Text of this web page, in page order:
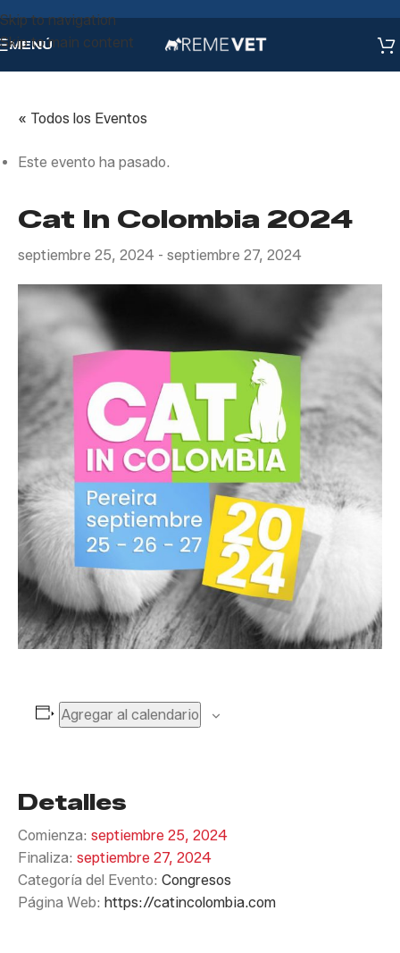
Skip to navigation
Skip to main content
MENÚ
« Todos los Eventos
Este evento ha pasado.
Cat In Colombia 2024
septiembre 25, 2024 - septiembre 27, 2024
Agregar al calendario
Detalles
Comienza: septiembre 25, 2024
Finaliza: septiembre 27, 2024
Categoría del Evento: Congresos
Página Web: https://catincolombia.com